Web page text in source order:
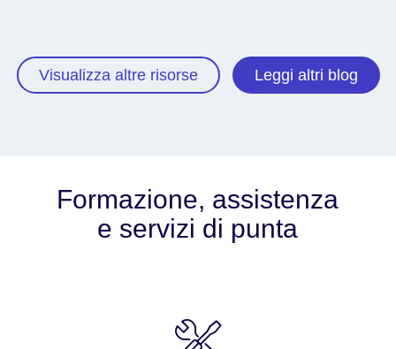
Visualizza altre risorse Leggi altri blog
Formazione, assistenza
e servizi di punta